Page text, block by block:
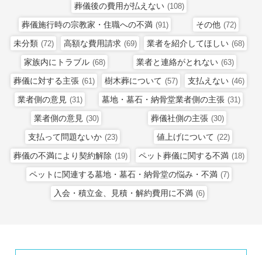
葬儀後の費用が払えない (108)
葬儀施行時の宗教家・住職への不満 (91) その他 (72)
未分類 (72) 高額な費用請求 (69) 業者を紹介してほしい (68)
家族内にトラブル (68) 業者と連絡がとれない (63)
葬儀に対する主張 (61) 樹木葬について (57) 支払えない (46)
業者側の意見 (31) 墓地・墓石・納骨堂業者側の主張 (31)
業者側の意見 (30) 葬儀社側の主張 (30)
支払って問題ないか (23) 値上げについて (22)
葬儀の不満により契約解除 (19) ペット葬儀に関する不満 (18)
ペットに関連する墓地・墓石・納骨堂の悩み・不満 (7)
入会・積立金、見積・解約費用に不満 (6)